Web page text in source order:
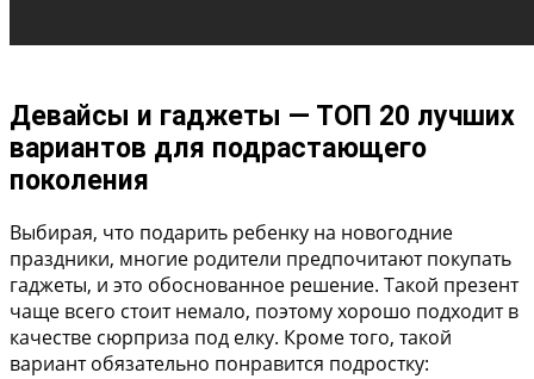
Девайсы и гаджеты — ТОП 20 лучших
вариантов для подрастающего
поколения
Выбирая, что подарить ребенку на новогодние
праздники, многие родители предпочитают покупать
гаджеты, и это обоснованное решение. Такой презент
чаще всего стоит немало, поэтому хорошо подходит в
качестве сюрприза под елку. Кроме того, такой
вариант обязательно понравится подростку: